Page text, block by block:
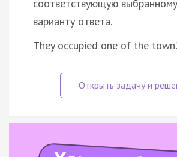
соответствующую
варианту ответа.
They occupied one of the